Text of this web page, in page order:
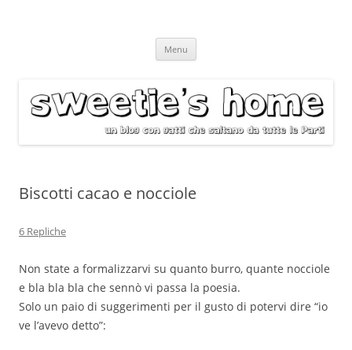
Menu
Biscotti cacao e nocciole
6 Repliche
Non state a formalizzarvi su quanto burro, quante nocciole
e bla bla bla che sennò vi passa la poesia.
Solo un paio di suggerimenti per il gusto di potervi dire “io
ve l’avevo detto”: